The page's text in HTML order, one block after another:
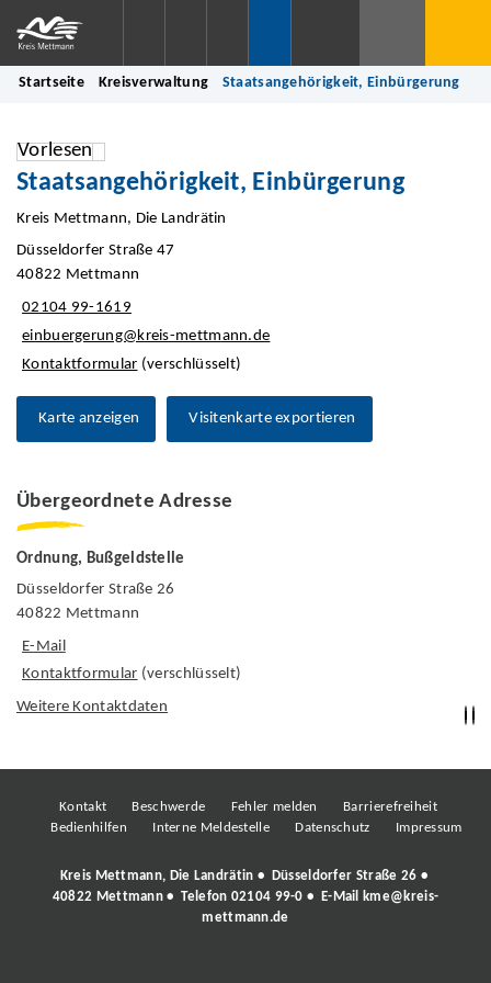
Startseite Kreisverwaltung Staatsangehörigkeit, Einbürgerung
Vorlesen
Staatsangehörigkeit, Einbürgerung
Kreis Mettmann, Die Landrätin
Düsseldorfer Straße 47
40822 Mettmann
02104 99-1619
einbuergerung@kreis-mettmann.de
Kontaktformular (verschlüsselt)
Karte anzeigen Visitenkarte exportieren
Übergeordnete Adresse
Ordnung, Bußgeldstelle
Düsseldorfer Straße 26
40822 Mettmann
E-Mail
Kontaktformular (verschlüsselt)
Weitere Kontaktdaten
Kontakt Beschwerde Fehler melden
Barrierefreiheit
Bedienhilfen
Interne Meldestelle Datenschutz Impressum
Kreis Mettmann, Die Landrätin • Düsseldorfer Straße 26 •
40822 Mettmann • Telefon 02104 99-0 • E-Mail
kme@kreis-
mettmann.de